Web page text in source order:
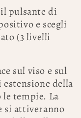
pulsante di
e scegli
(3 livelli
sul viso e sul
della
le tempie. La
si attiveranno